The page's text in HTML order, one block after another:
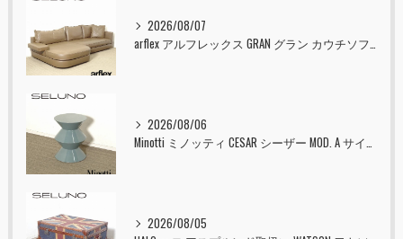
2026/08/07
2026/08/06
2026/08/05